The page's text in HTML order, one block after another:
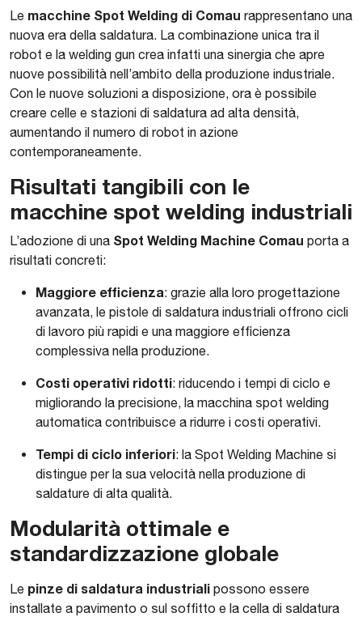
Le macchine Spot Welding di Comau rappresentano una
nuova era della saldatura. La combinazione unica tra il
robot e la welding gun crea infatti una sinergia che apre
nuove possibilità nell’ambito della produzione industriale.
Con le nuove soluzioni a disposizione, ora è possibile
creare celle e stazioni di saldatura ad alta densità,
aumentando il numero di robot in azione
contemporaneamente.
Risultati tangibili con le
macchine spot welding industriali
L’adozione di una Spot Welding Machine Comau porta a
risultati concreti:
Maggiore efficienza: grazie alla loro progettazione
avanzata, le pistole di saldatura industriali offrono cicli
di lavoro più rapidi e una maggiore efficienza
complessiva nella produzione.
Costi operativi ridotti: riducendo i tempi di ciclo e
migliorando la precisione, la macchina spot welding
automatica contribuisce a ridurre i costi operativi.
Tempi di ciclo inferiori: la Spot Welding Machine si
distingue per la sua velocità nella produzione di
saldature di alta qualità.
Modularità ottimale e
standardizzazione globale
Le pinze di saldatura industriali possono essere
installate a pavimento o sul soffitto e la cella di saldatura